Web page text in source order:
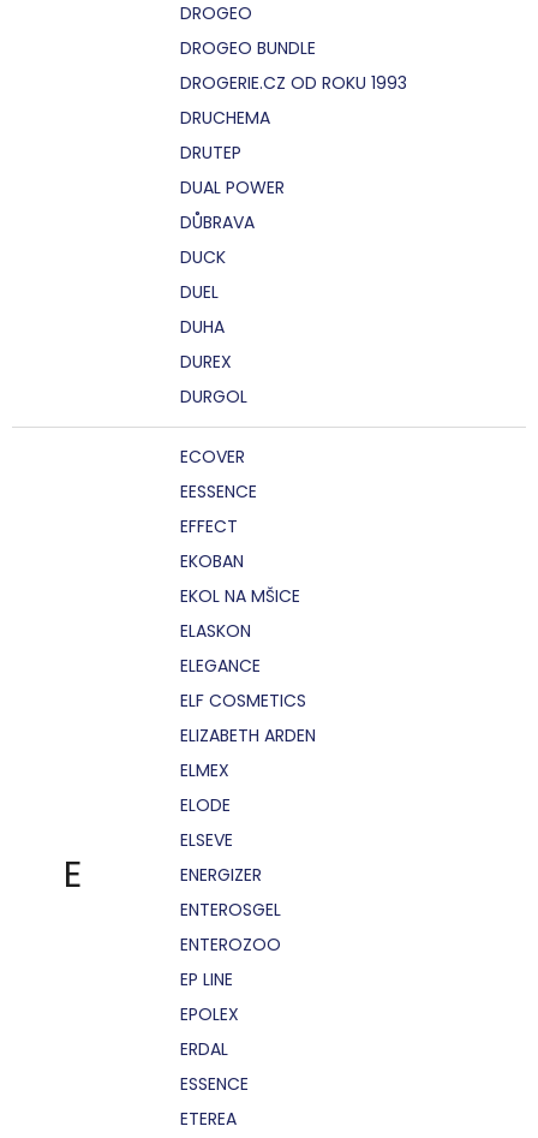
DROGEO
DROGEO BUNDLE
DROGERIE.CZ OD ROKU 1993
DRUCHEMA
DRUTEP
DUAL POWER
DŮBRAVA
DUCK
DUEL
DUHA
DUREX
DURGOL
E
ECOVER
EESSENCE
EFFECT
EKOBAN
EKOL NA MŠICE
ELASKON
ELEGANCE
ELF COSMETICS
ELIZABETH ARDEN
ELMEX
ELODE
ELSEVE
ENERGIZER
ENTEROSGEL
ENTEROZOO
EP LINE
EPOLEX
ERDAL
ESSENCE
ETEREA